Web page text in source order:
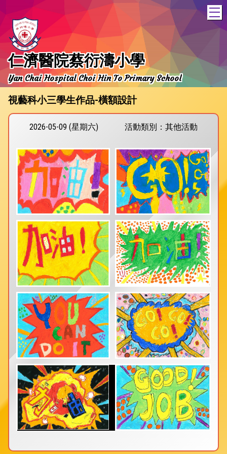
仁濟醫院蔡衍濤小學
Yan Chai Hospital Choi Hin To Primary School
視藝科小三學生作品-橫額設計
2026-05-09 (星期六) 活動類別：其他活動